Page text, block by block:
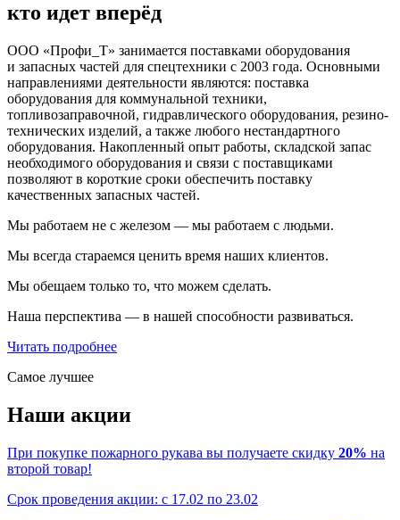
кто идет вперёд
ООО «Профи_Т» занимается поставками оборудования
и запасных частей для спецтехники с 2003 года. Основными
направлениями деятельности являются: поставка
оборудования для коммунальной техники,
топливозаправочной, гидравлического оборудования, резино-
технических изделий, а также любого нестандартного
оборудования. Накопленный опыт работы, складской запас
необходимого оборудования и связи с поставщиками
позволяют в короткие сроки обеспечить поставку
качественных запасных частей.
Мы работаем не с железом — мы работаем с людьми.
Мы всегда стараемся ценить время наших клиентов.
Мы обещаем только то, что можем сделать.
Наша перспектива — в нашей способности развиваться.
Читать подробнее
Самое лучшее
Наши акции
При покупке пожарного рукава вы получаете скидку 20% на
второй товар!
Срок проведения акции: с 17.02 по 23.02